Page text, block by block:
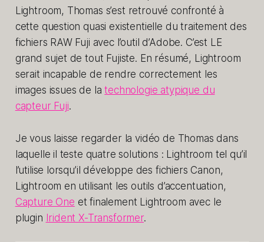
Lightroom, Thomas s’est retrouvé confronté à
cette question quasi existentielle du traitement des
fichiers RAW Fuji avec l’outil d’Adobe. C’est LE
grand sujet de tout Fujiste. En résumé, Lightroom
serait incapable de rendre correctement les
images issues de latechnologie atypique du
capteur Fuji.
Je vous laisse regarder la vidéo de Thomas dans
laquelle il teste quatre solutions : Lightroom tel qu’il
l’utilise lorsqu’il développe des fichiers Canon,
Lightroom en utilisant les outils d’accentuation,
Capture One et finalement Lightroom avec le
plugin Irident X-Transformer.